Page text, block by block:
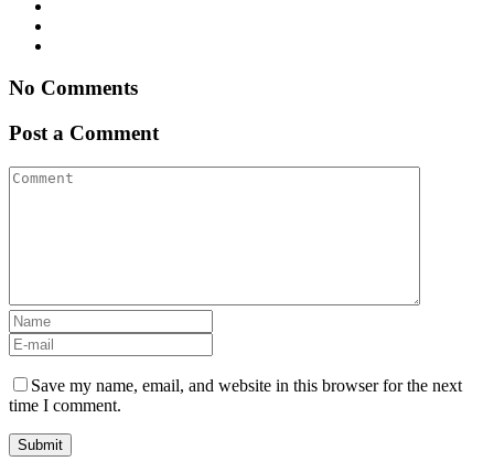
No Comments
Post a Comment
Save my name, email, and website in this browser for the next
time I comment.